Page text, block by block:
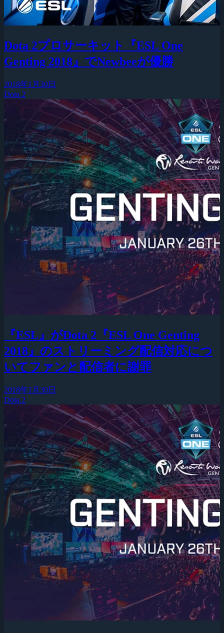
Dota 2プロサーキット『ESL One
Genting 2018』でNewbeeが優勝
2018年1月30日
Dota 2
『ESL』がDota 2『ESL One Genting
2018』のストリーミング配信対応につ
いてファンと配信者に謝罪
2018年1月30日
Dota 2